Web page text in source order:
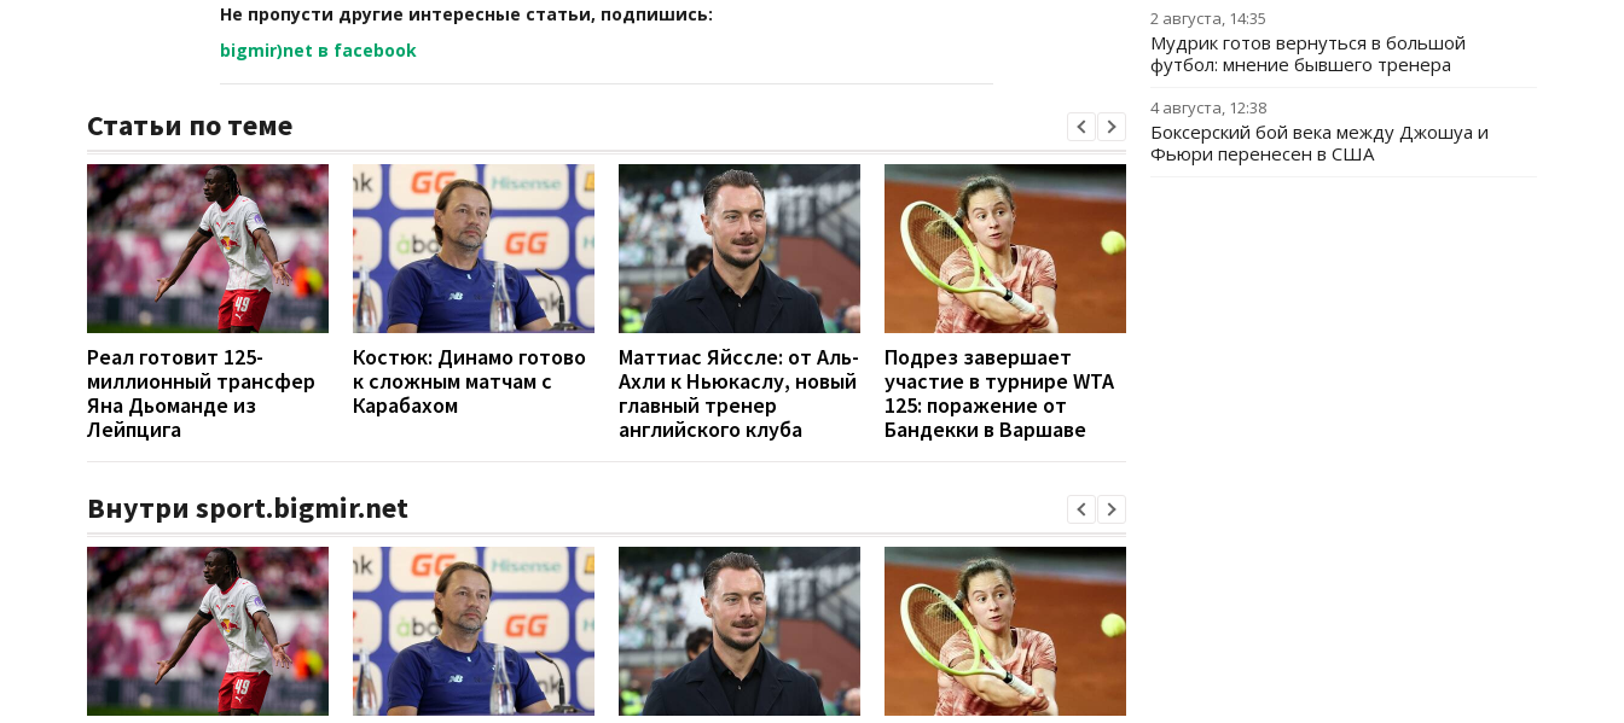
Не пропусти другие интересные статьи, подпишись:
bigmir)net в facebook
Статьи по теме
Реал готовит 125-
миллионный трансфер
Яна Дьоманде из
Лейпцига
Костюк: Динамо готово
к сложным матчам с
Карабахом
Маттиас Яйссле: от Аль-
Ахли к Ньюкаслу, новый
главный тренер
английского клуба
Подрез завершает
участие в турнире WTA
125: поражение от
Бандекки в Варшаве
Внутри sport.bigmir.net
2 августа, 14:35
Мудрик готов вернуться в большой
футбол: мнение бывшего тренера
4 августа, 12:38
Боксерский бой века между Джошуа и
Фьюри перенесен в США